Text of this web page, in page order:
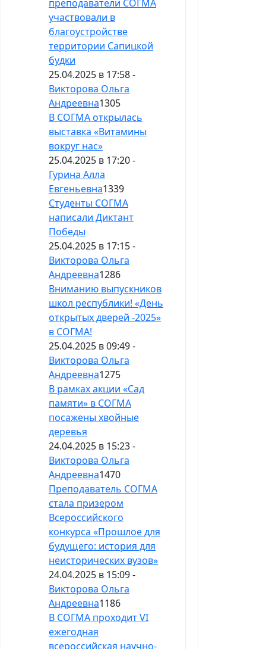
преподаватели СОГМА
участвовали в
благоустройстве
территории Сапицкой
будки
25.04.2025 в 17:58 -
Викторова Ольга
Андреевна1305
В СОГМА открылась
выставка «Витамины
вокруг нас»
25.04.2025 в 17:20 -
Гурина Алла
Евгеньевна1339
Студенты СОГМА
написали Диктант
Победы
25.04.2025 в 17:15 -
Викторова Ольга
Андреевна1286
Вниманию выпускников
школ республики! «День
открытых дверей -2025»
в СОГМА!
25.04.2025 в 09:49 -
Викторова Ольга
Андреевна1275
В рамках акции «Сад
памяти» в СОГМА
посажены хвойные
деревья
24.04.2025 в 15:23 -
Викторова Ольга
Андреевна1470
Преподаватель СОГМА
стала призером
Всероссийского
конкурса «Прошлое для
будущего: история для
неисторических вузов»
24.04.2025 в 15:09 -
Викторова Ольга
Андреевна1186
В СОГМА проходит VI
ежегодная
всероссийская научно-